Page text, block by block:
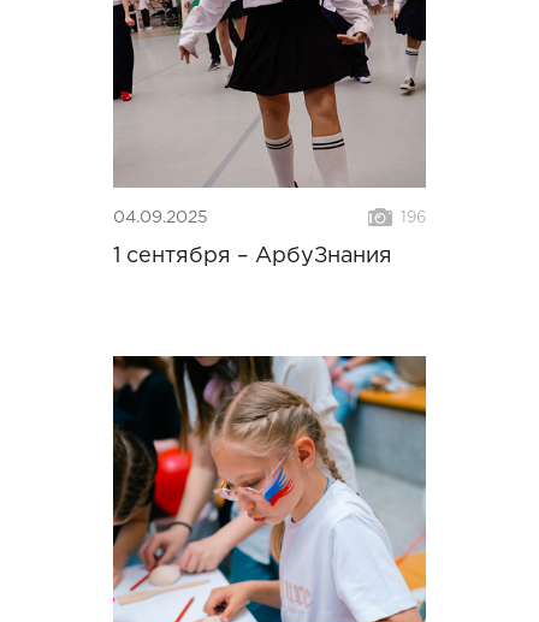
04.09.2025 196
1 сентября – АрбуЗнания